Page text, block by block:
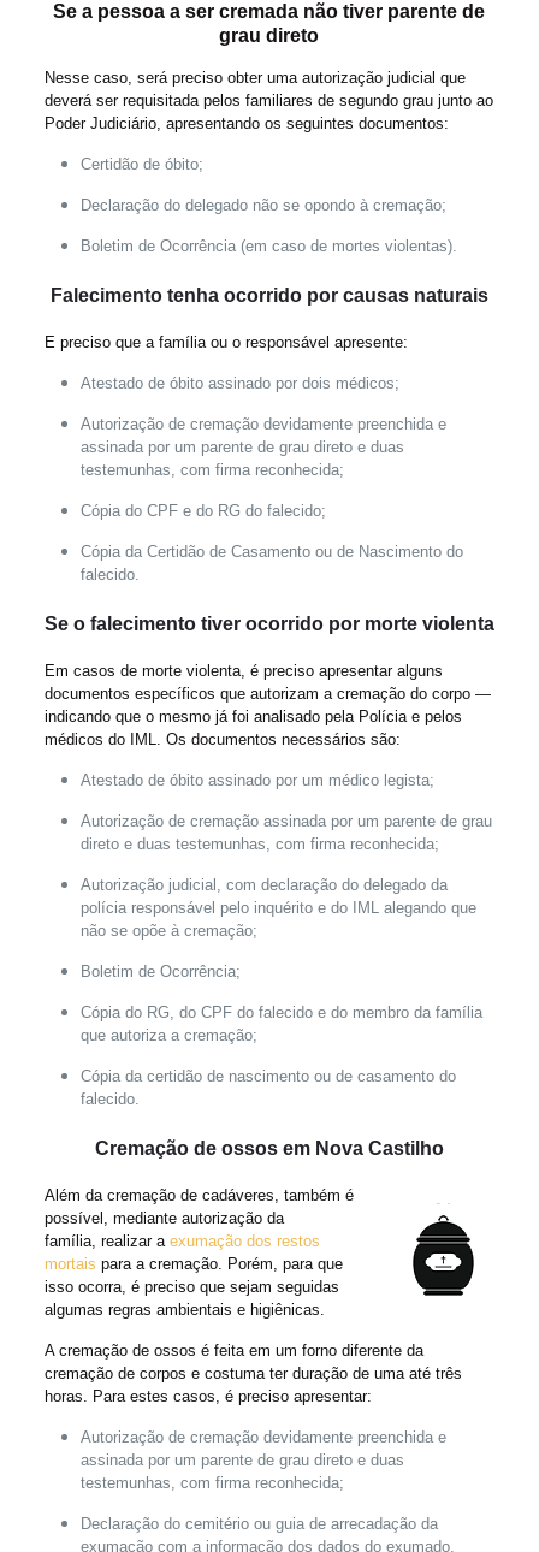
Se a pessoa a ser cremada não tiver parente de
grau direto
Nesse caso, será preciso obter uma autorização judicial que
deverá ser requisitada pelos familiares de segundo grau junto ao
Poder Judiciário, apresentando os seguintes documentos:
Certidão de óbito;
Declaração do delegado não se opondo à cremação;
Boletim de Ocorrência (em caso de mortes violentas).
Falecimento tenha ocorrido por causas naturais
E preciso que a família ou o responsável apresente:
Atestado de óbito assinado por dois médicos;
Autorização de cremação devidamente preenchida e
assinada por um parente de grau direto e duas
testemunhas, com firma reconhecida;
Cópia do CPF e do RG do falecido;
Cópia da Certidão de Casamento ou de Nascimento do
falecido.
Se o falecimento tiver ocorrido por morte violenta
Em casos de morte violenta, é preciso apresentar alguns
documentos específicos que autorizam a cremação do corpo —
indicando que o mesmo já foi analisado pela Polícia e pelos
médicos do IML. Os documentos necessários são:
Atestado de óbito assinado por um médico legista;
Autorização de cremação assinada por um parente de grau
direto e duas testemunhas, com firma reconhecida;
Autorização judicial, com declaração do delegado da
polícia responsável pelo inquérito e do IML alegando que
não se opõe à cremação;
Boletim de Ocorrência;
Cópia do RG, do CPF do falecido e do membro da família
que autoriza a cremação;
Cópia da certidão de nascimento ou de casamento do
falecido.
Cremação de ossos em Nova Castilho
Além da cremação de cadáveres, também é
possível, mediante autorização da
família, realizar a exumação dos restos
mortais para a cremação. Porém, para que
isso ocorra, é preciso que sejam seguidas
algumas regras ambientais e higiênicas.
A cremação de ossos é feita em um forno diferente da
cremação de corpos e costuma ter duração de uma até três
horas. Para estes casos, é preciso apresentar:
Autorização de cremação devidamente preenchida e
assinada por um parente de grau direto e duas
testemunhas, com firma reconhecida;
Declaração do cemitério ou guia de arrecadação da
exumação com a informação dos dados do exumado,